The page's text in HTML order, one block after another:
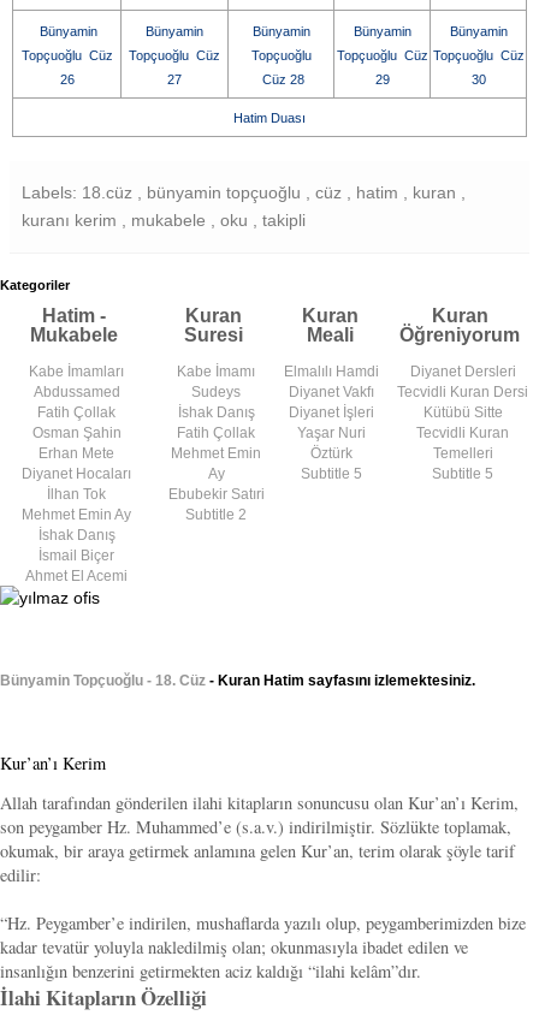
Bünyamin
Topçuoğlu Cüz
26
Bünyamin
Topçuoğlu Cüz
27
Bünyamin
Topçuoğlu
Cüz 28
Bünyamin
Topçuoğlu Cüz
29
Bünyamin
Topçuoğlu Cüz
30
Hatim Duası
Labels: 18.cüz , bünyamin topçuoğlu , cüz , hatim , kuran ,
kuranı kerim , mukabele , oku , takipli
Kategoriler
Hatim -
Mukabele
Kuran
Suresi
Kuran
Meali
Kuran
Öğreniyorum
Kabe İmamları
Abdussamed
Fatih Çollak
Osman Şahin
Erhan Mete
Diyanet Hocaları
İlhan Tok
Mehmet Emin Ay
İshak Danış
İsmail Biçer
Ahmet El Acemi
Kabe İmamı
Sudeys
İshak Danış
Fatih Çollak
Mehmet Emin
Ay
Ebubekir Satıri
Subtitle 2
Elmalılı Hamdi
Diyanet Vakfı
Diyanet İşleri
Yaşar Nuri
Öztürk
Subtitle 5
Diyanet Dersleri
Tecvidli Kuran Dersi
Kütübü Sitte
Tecvidli Kuran
Temelleri
Subtitle 5
Bünyamin Topçuoğlu - 18. Cüz - Kuran Hatim sayfasını izlemektesiniz.
Kur’an’ı Kerim
Allah tarafından gönderilen ilahi kitapların sonuncusu olan Kur’an’ı Kerim,
son peygamber Hz. Muhammed’e (s.a.v.) indirilmiştir. Sözlükte toplamak,
okumak, bir araya getirmek anlamına gelen Kur’an, terim olarak şöyle tarif
edilir:
“Hz. Peygamber’e indirilen, mushaflarda yazılı olup, peygamberimizden bize
kadar tevatür yoluyla nakledilmiş olan; okunmasıyla ibadet edilen ve
insanlığın benzerini getirmekten aciz kaldığı “ilahi kelâm”dır.
İlahi Kitapların Özelliği